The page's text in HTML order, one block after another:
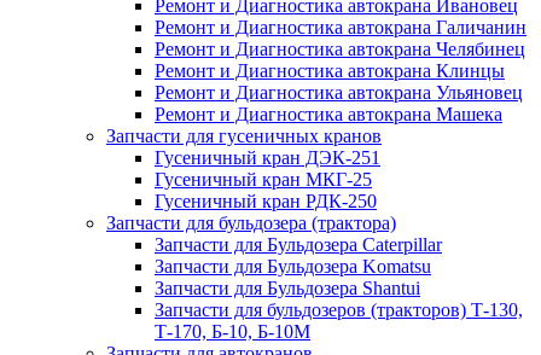
Ремонт и Диагностика автокрана Ивановец
Ремонт и Диагностика автокрана Галичанин
Ремонт и Диагностика автокрана Челябинец
Ремонт и Диагностика автокрана Клинцы
Ремонт и Диагностика автокрана Ульяновец
Ремонт и Диагностика автокрана Машека
Запчасти для гусеничных кранов
Гусеничный кран ДЭК-251
Гусеничный кран МКГ-25
Гусеничный кран РДК-250
Запчасти для бульдозера (трактора)
Запчасти для Бульдозера Caterpillar
Запчасти для Бульдозера Komatsu
Запчасти для Бульдозера Shantui
Запчасти для бульдозеров (тракторов) Т-130,
Т-170, Б-10, Б-10М